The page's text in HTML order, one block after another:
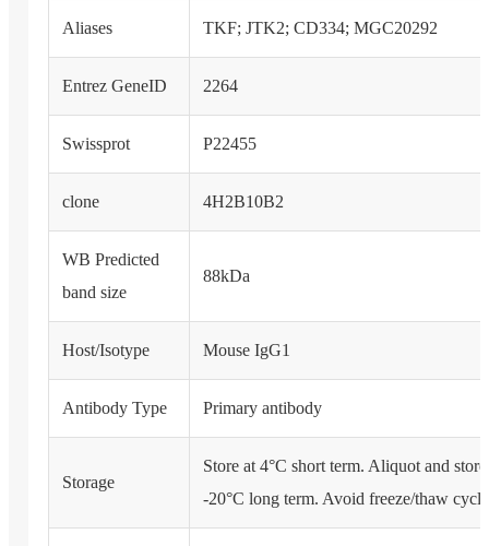
Aliases TKF; JTK2; CD334; MGC20292
Entrez GeneID 2264
Swissprot P22455
clone 4H2B10B2
WB Predicted
band size
88kDa
Host/Isotype Mouse IgG1
Antibody Type Primary antibody
Storage
Store at 4°C short term. Aliquot and store
-20°C long term. Avoid freeze/thaw